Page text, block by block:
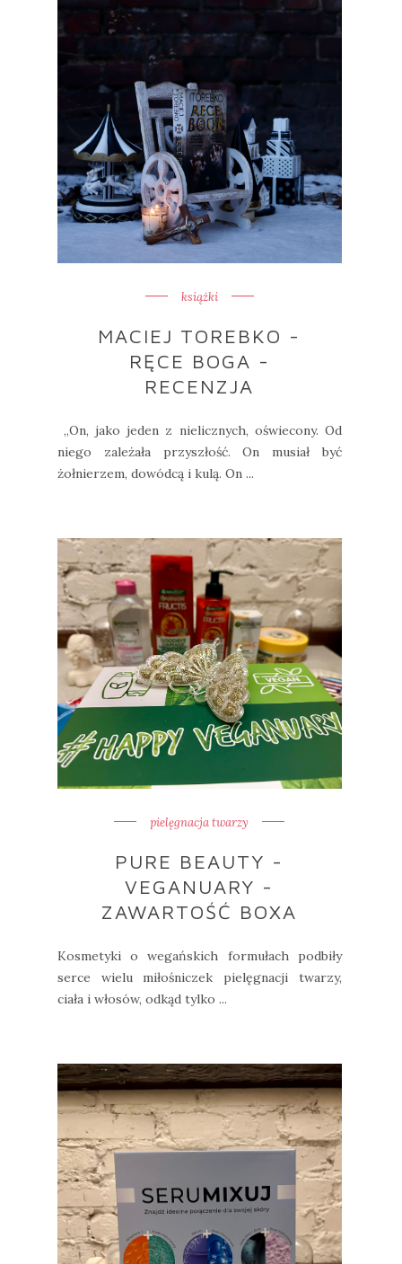
książki
MACIEJ TOREBKO -
RĘCE BOGA -
RECENZJA
„On, jako jeden z nielicznych, oświecony. Od
niego zależała przyszłość. On musiał być
żołnierzem, dowódcą i kulą. On ...
pielęgnacja twarzy
PURE BEAUTY -
VEGANUARY -
ZAWARTOŚĆ BOXA
Kosmetyki o wegańskich formułach podbiły
serce wielu miłośniczek pielęgnacji twarzy,
ciała i włosów, odkąd tylko ...